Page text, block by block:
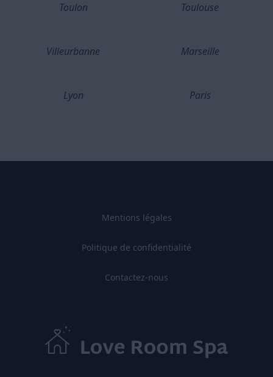
Toulon Toulouse
Villeurbanne Marseille
Lyon Paris
Mentions légales
Politique de confidentialité
Contactez-nous